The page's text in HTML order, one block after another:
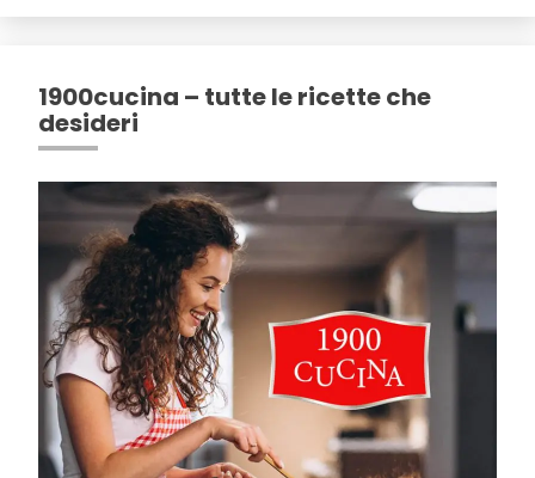
1900cucina – tutte le ricette che
desideri